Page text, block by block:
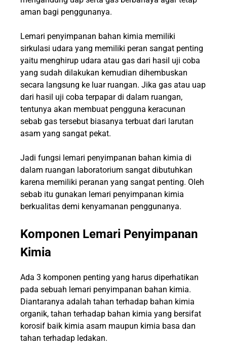
aman bagi penggunanya.
Lemari penyimpanan bahan kimia memiliki
sirkulasi udara yang memiliki peran sangat penting
yaitu menghirup udara atau gas dari hasil uji coba
yang sudah dilakukan kemudian dihembuskan
secara langsung ke luar ruangan. Jika gas atau uap
dari hasil uji coba terpapar di dalam ruangan,
tentunya akan membuat pengguna keracunan
sebab gas tersebut biasanya terbuat dari larutan
asam yang sangat pekat.
Jadi fungsi lemari penyimpanan bahan kimia di
dalam ruangan laboratorium sangat dibutuhkan
karena memiliki peranan yang sangat penting. Oleh
sebab itu gunakan lemari penyimpanan kimia
berkualitas demi kenyamanan penggunanya.
Komponen Lemari Penyimpanan
Kimia
Ada 3 komponen penting yang harus diperhatikan
pada sebuah lemari penyimpanan bahan kimia.
Diantaranya adalah tahan terhadap bahan kimia
organik, tahan terhadap bahan kimia yang bersifat
korosif baik kimia asam maupun kimia basa dan
tahan terhadap ledakan.